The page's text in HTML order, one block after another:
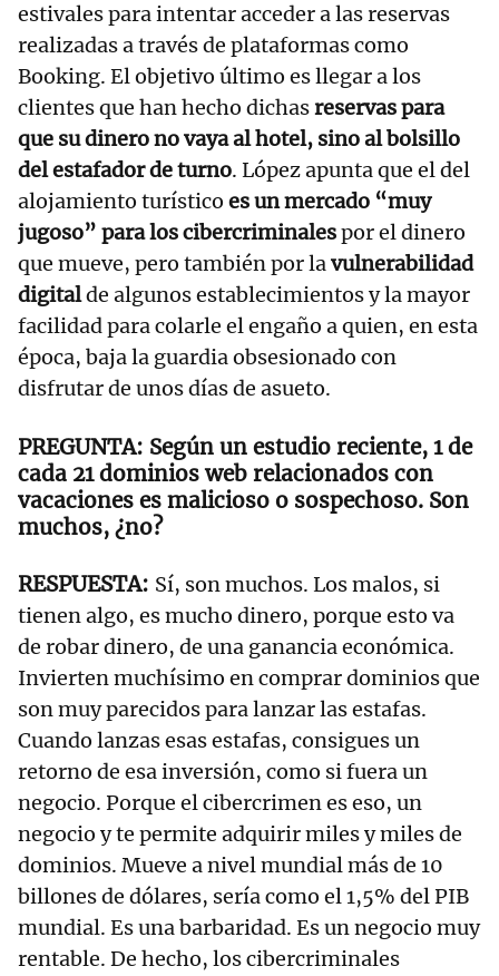
estivales para intentar acceder a las reservas
realizadas a través de plataformas como
Booking. El objetivo último es llegar a los
clientes que han hecho dichasreservas para
que su dinero no vaya al hotel, sino al bolsillo
del estafador de turno. López apunta que el del
alojamiento turístico es un mercado “muy
jugoso” para los cibercriminalespor el dinero
que mueve, pero también por lavulnerabilidad
digitalde algunos establecimientos y la mayor
facilidad para colarle el engaño a quien, en esta
época, baja la guardia obsesionado con
disfrutar de unos días de asueto.
Según un estudio reciente, 1 de
cada 21 dominios web relacionados con
vacaciones es malicioso o sospechoso. Son
muchos, ¿no?
Sí, son muchos. Los malos, si
tienen algo, es mucho dinero, porque esto va
de robar dinero, de una ganancia económica.
Invierten muchísimo en comprar dominios que
son muy parecidos para lanzar las estafas.
Cuando lanzas esas estafas, consigues un
retorno de esa inversión, como si fuera un
negocio. Porque el cibercrimen es eso, un
negocio y te permite adquirir miles y miles de
dominios. Mueve a nivel mundial más de 10
billones de dólares, sería como el 1,5% del PIB
mundial. Es una barbaridad. Es un negocio muy
rentable. De hecho, los cibercriminales